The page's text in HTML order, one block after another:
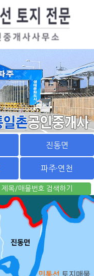
진동면
파주·연천